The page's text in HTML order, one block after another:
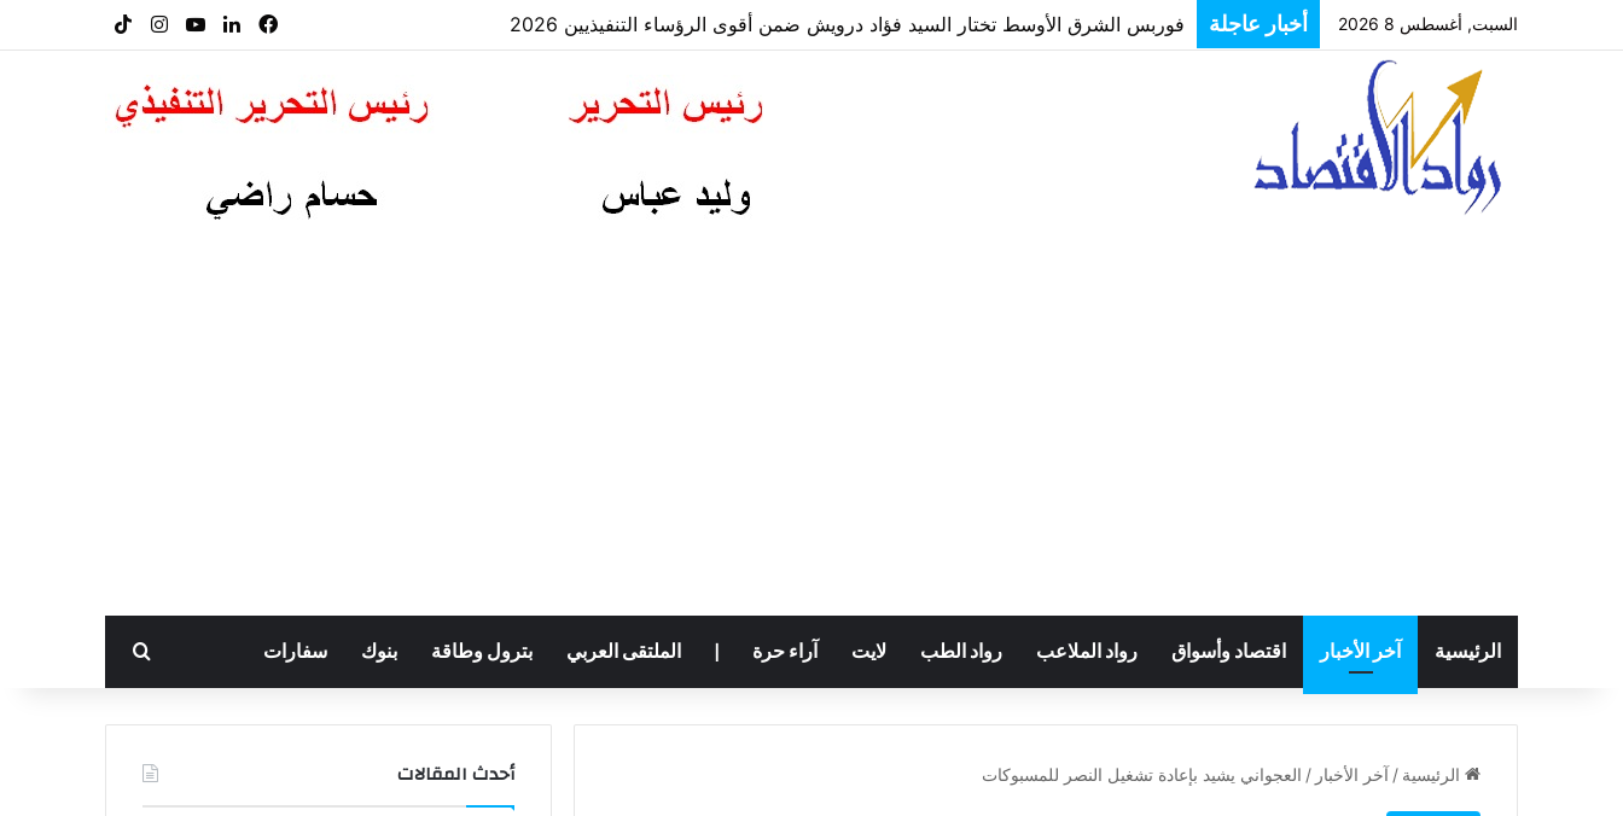
السبت, أغسطس 8 2026 أخبار عاجلة
فيسبوكلينكدإن‫YouTube
انستقرام
الرئيسية آخر الأخبار اقتصاد وأسواق رواد الملاعب رواد الطب لايت آراء حرة الملتقى العربي بترول وطاقة بنوك سفارات بحث عن
الرئيسية / آخر الأخبار / العجواني يشيد بإعادة تشغيل النصر للمسبوكات أحدث المقالات